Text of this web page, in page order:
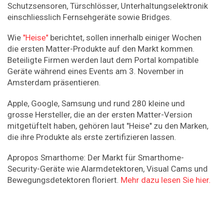
Schutzsensoren, Türschlösser, Unterhaltungselektronik
einschliesslich Fernsehgeräte sowie Bridges.
Wie "Heise" berichtet, sollen innerhalb einiger Wochen
die ersten Matter-Produkte auf den Markt kommen.
Beteiligte Firmen werden laut dem Portal kompatible
Geräte während eines Events am 3. November in
Amsterdam präsentieren.
Apple, Google, Samsung und rund 280 kleine und
grosse Hersteller, die an der ersten Matter-Version
mitgetüftelt haben, gehören laut "Heise" zu den Marken,
die ihre Produkte als erste zertifizieren lassen.
Apropos Smarthome: Der Markt für Smarthome-
Security-Geräte wie Alarmdetektoren, Visual Cams und
Bewegungsdetektoren floriert. Mehr dazu lesen Sie hier.